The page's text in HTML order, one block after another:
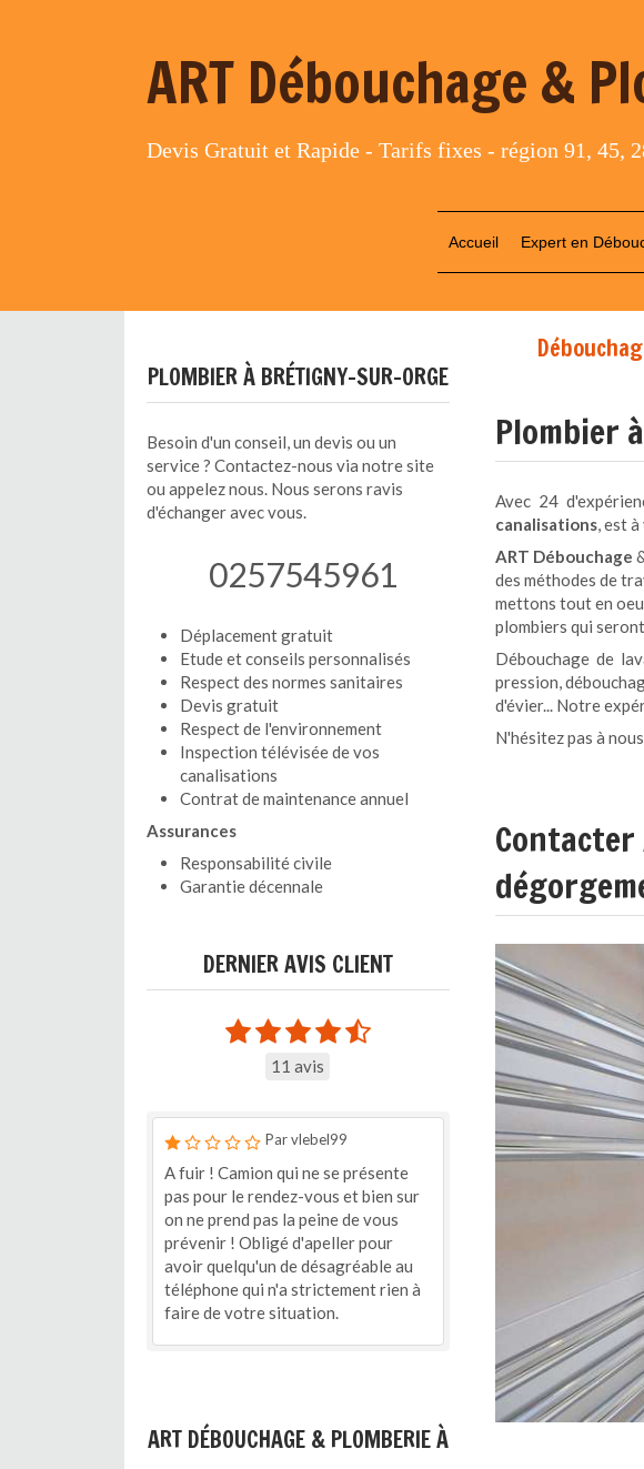
ART Débouchage &
Devis Gratuit et Rapide - Tarifs fixes - région 91, 45,
Accueil Expert en
Plombier
Avec 24
canalisations, est
ART Débouchage
des méthodes de
mettons tout en
plombiers qui
Débouchage de
pression,
d'évier... Notre
N'hésitez pas à
Contacter
PLOMBIER À BRÉTIGNY-SUR-ORGE
Besoin d'un conseil, un devis ou un
service ? Contactez-nous via notre site
ou appelez nous. Nous serons ravis
d'échanger avec vous.
0257545961
Déplacement gratuit
Etude et conseils personnalisés
Respect des normes sanitaires
Devis gratuit
Respect de l'environnement
Inspection télévisée de vos
canalisations
Contrat de maintenance annuel
Assurances
Responsabilité civile
Garantie décennale
DERNIER AVIS CLIENT
11 avis
Par vlebel99
A fuir ! Camion qui ne se présente
pas pour le rendez-vous et bien sur
on ne prend pas la peine de vous
prévenir ! Obligé d'apeller pour
avoir quelqu'un de désagréable au
téléphone qui n'a strictement rien à
faire de votre situation.
ART DÉBOUCHAGE & PLOMBERIE À